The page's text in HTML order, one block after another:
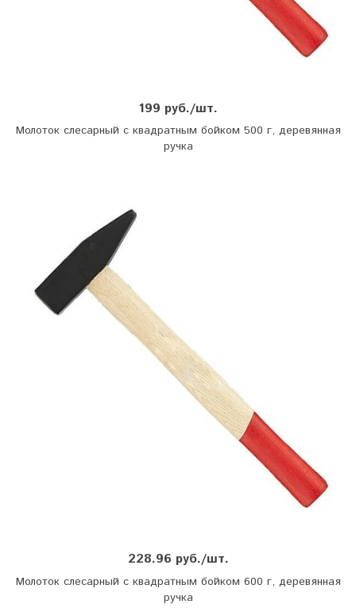
199 руб./шт.
Молоток слесарный с квадратным бойком 500 г, деревянная
ручка
228.96 руб./шт.
Молоток слесарный с квадратным бойком 600 г, деревянная
ручка